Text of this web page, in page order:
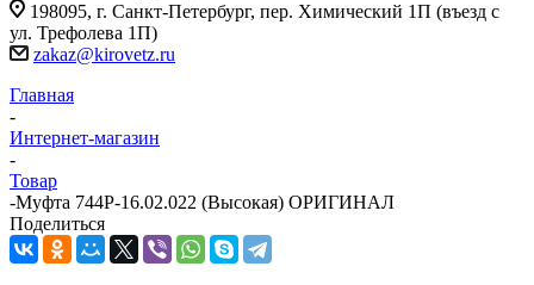
198095, г. Санкт-Петербург, пер. Химический 1П (въезд с
ул. Трефолева 1П)
zakaz@kirovetz.ru
Главная
-
Интернет-магазин
-
Товар
-Муфта 744Р-16.02.022 (Высокая) ОРИГИНАЛ
Поделиться